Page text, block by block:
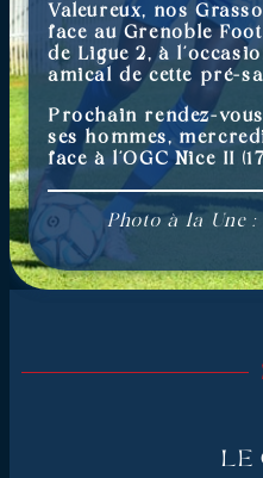
Valeureux, nos
face au Grenoble
de Ligue 2, à
amical de cette pré-
Prochain rendez-
ses hommes,
face à l’OGC Nice II
Photo à la Une :
Le